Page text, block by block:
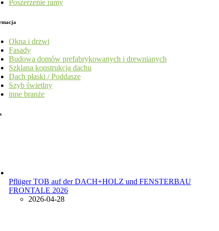
Poszerzenie ramy
Okna i drzwi
Fasady
Budowa domów prefabrykowanych i drewnianych
Szklana konstrukcja dachu
Dach płaski / Poddasze
Szyb świetlny
inne branże
Pflüger TOB auf der DACH+HOLZ und FENSTERBAU
FRONTALE 2026
2026-04-28